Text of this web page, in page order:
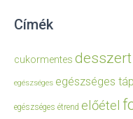
Címék
cukormentes desszert
egészséges egészséges
egészséges étrend előétel